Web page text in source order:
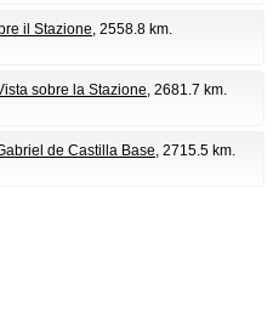
il Stazione, 2558.8 km.
sobre la Stazione, 2681.7 km.
de Castilla Base, 2715.5 km.